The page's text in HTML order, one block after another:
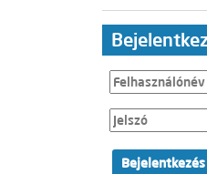
Bejelentkezés